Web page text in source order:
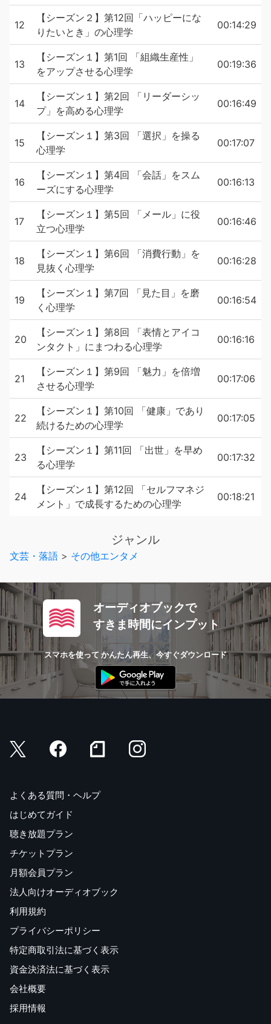
12
【シーズン２】第12回「ハッピーにな
りたいとき」の心理学
00:14:29
13
【シーズン１】第1回 「組織生産性」
をアップさせる心理学
00:19:36
14
【シーズン１】第2回 「リーダーシッ
プ」を高める心理学
00:16:49
15
【シーズン１】第3回 「選択」を操る
心理学
00:17:07
16
【シーズン１】第4回 「会話」をスム
ーズにする心理学
00:16:13
17
【シーズン１】第5回 「メール」に役
立つ心理学
00:16:46
18
【シーズン１】第6回 「消費行動」を
見抜く心理学
00:16:28
19
【シーズン１】第7回 「見た目」を磨
く心理学
00:16:54
20
【シーズン１】第8回 「表情とアイコ
ンタクト」にまつわる心理学
00:16:16
21
【シーズン１】第9回 「魅力」を倍増
させる心理学
00:17:06
22
【シーズン１】第10回 「健康」であり
続けるための心理学
00:17:05
23
【シーズン１】第11回 「出世」を早め
る心理学
00:17:32
24
【シーズン１】第12回 「セルフマネジ
メント」で成長するための心理学
00:18:21
ジャンル
文芸・落語 > その他エンタメ
オーディオブックで
すきま時間にインプット
スマホを使って かんたん再生、今すぐダウンロード
よくある質問・ヘルプ
はじめてガイド
聴き放題プラン
チケットプラン
月額会員プラン
法人向けオーディオブック
利用規約
プライバシーポリシー
特定商取引法に基づく表示
資金決済法に基づく表示
会社概要
採用情報